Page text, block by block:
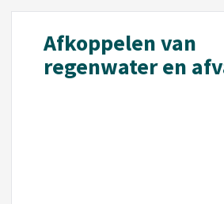
Afkoppelen van
regenwater en